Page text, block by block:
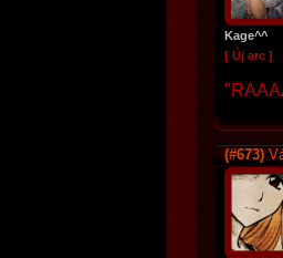
Kage^^
[ Új arc ]
(#673)